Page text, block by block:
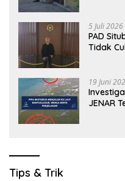
5 Juli 2026
PAD
Tidak
19 Juni
JENAR
Tips & Trik